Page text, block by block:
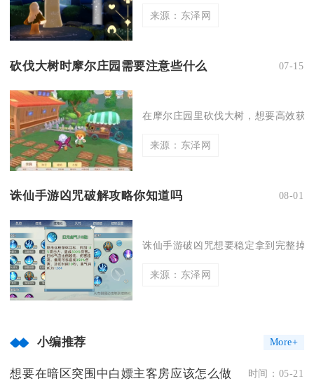
来源：东泽网
砍伐大树时摩尔庄园需要注意些什么 07-15
在摩尔庄园里砍伐大树，想要高效获
来源：东泽网
诛仙手游凶咒破解攻略你知道吗 08-01
诛仙手游破凶咒想要稳定拿到完整掉
来源：东泽网
小编推荐 More+
想要在暗区突围中白嫖主客房应该怎么做 时间：05-21